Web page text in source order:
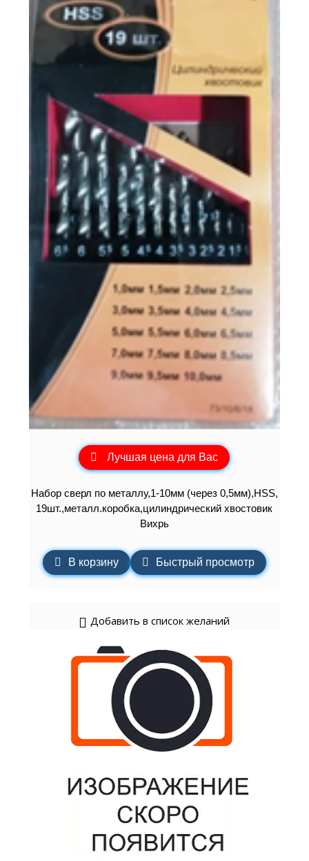
Лучшая цена для Вас
Набор сверл по металлу,1-10мм (через 0,5мм),HSS,
19шт.,металл.коробка,цилиндрический хвостовик
Вихрь
В корзину Быстрый просмотр
Добавить в список желаний